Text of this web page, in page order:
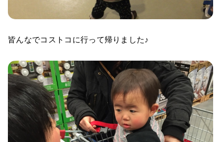
皆んなでコストコに行って帰りました♪